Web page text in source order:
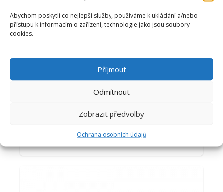
Abychom poskytli co nejlepší služby, používáme k ukládání a/nebo
přístupu k informacím o zařízení, technologie jako jsou soubory
cookies.
Příjmout
Odmítnout
Zobrazit předvolby
Ochrana osobních údajů
KOUPELOVÁ MÁSLA